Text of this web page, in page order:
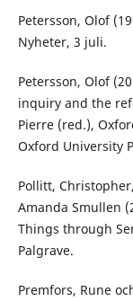
Petersson, Olof
Nyheter, 3 juli.
Petersson, Olof
inquiry and the
Pierre (red.),
Oxford University
Pollitt,
Amanda Smullen
Things through
Palgrave.
Premfors, Rune